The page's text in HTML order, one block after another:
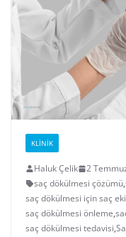
KLINIK
Haluk Çelik 2
saç dökülmesi çözümü,
saç dökülmesi için saç
saç dökülmesi önleme,
saç dökülmesi tedavisi,